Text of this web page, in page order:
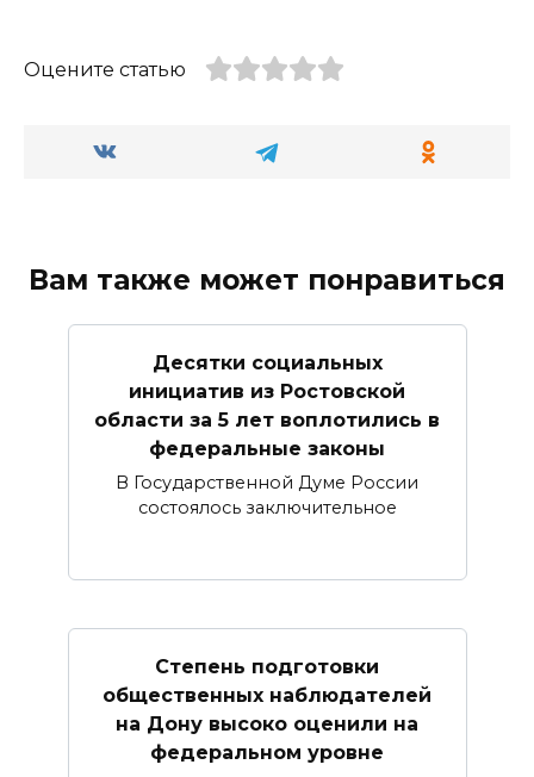
Оцените статью
Вам также может понравиться
Десятки социальных
инициатив из Ростовской
области за 5 лет воплотились в
федеральные законы
В Государственной Думе России
состоялось заключительное
Степень подготовки
общественных наблюдателей
на Дону высоко оценили на
федеральном уровне